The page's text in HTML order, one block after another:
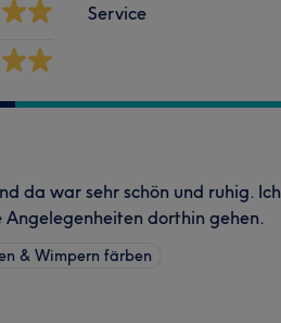
Service
da war sehr schön und ruhig. Ich
dorthin gehen.
& Wimpern färben